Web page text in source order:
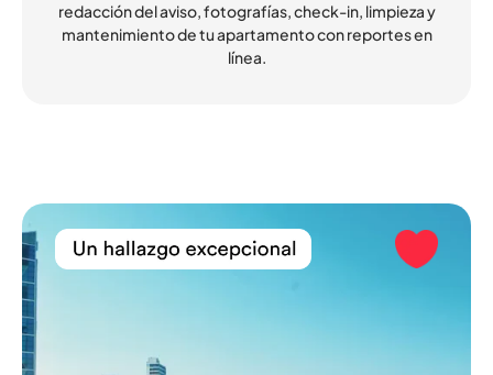
redacción del aviso, fotografías, check-in, limpieza y
mantenimiento de tu apartamento con reportes en
línea.